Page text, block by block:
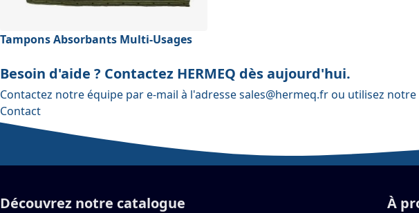
Tampons Absorbants Multi-Usages
Besoin d'aide ? Contactez HERMEQ dès aujourd'hui.
Contactez notre équipe par e-mail à l'adressesales@hermeq.frou utilisez notre
Contact
Découvrez notre catalogue À